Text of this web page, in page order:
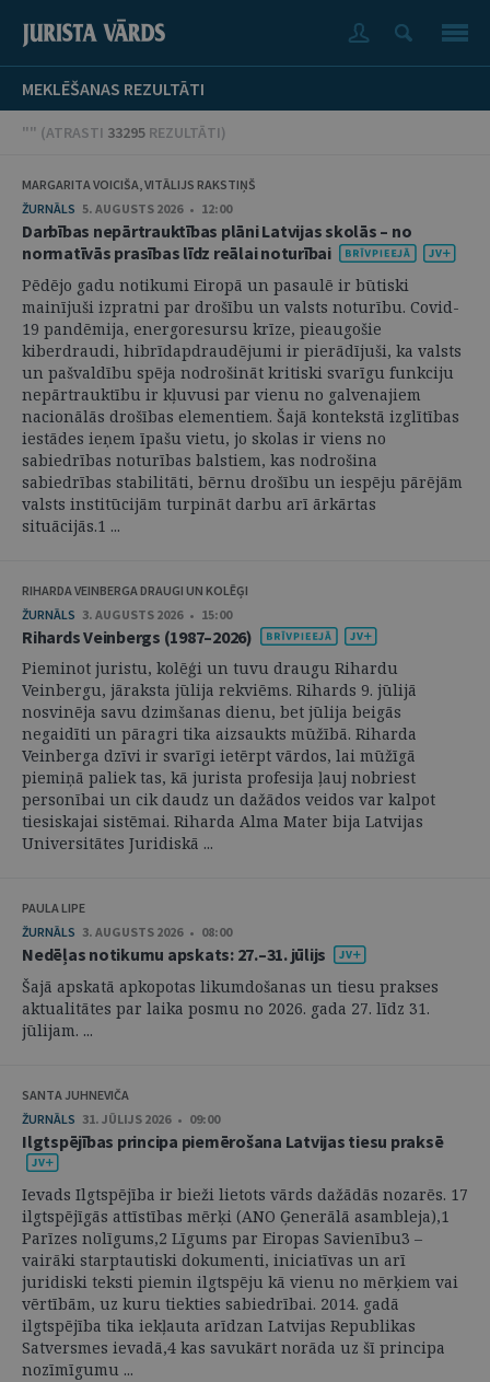
MEKLĒŠANAS REZULTĀTI
"" (ATRASTI 33295 REZULTĀTI)
MARGARITA VOICIŠA, VITĀLIJS RAKSTIŅŠ
ŽURNĀLS 5. AUGUSTS 2026 • 12:00
Darbības nepārtrauktības plāni Latvijas skolās – no
normatīvās prasības līdz reālai noturībai
Pēdējo gadu notikumi Eiropā un pasaulē ir būtiski
mainījuši izpratni par drošību un valsts noturību. Covid-
19 pandēmija, energoresursu krīze, pieaugošie
kiberdraudi, hibrīdapdraudējumi ir pierādījuši, ka valsts
un pašvaldību spēja nodrošināt kritiski svarīgu funkciju
nepārtrauktību ir kļuvusi par vienu no galvenajiem
nacionālās drošības elementiem. Šajā kontekstā izglītības
iestādes ieņem īpašu vietu, jo skolas ir viens no
sabiedrības noturības balstiem, kas nodrošina
sabiedrības stabilitāti, bērnu drošību un iespēju pārējām
valsts institūcijām turpināt darbu arī ārkārtas
situācijās.1 ...
RIHARDA VEINBERGA DRAUGI UN KOLĒĢI
ŽURNĀLS 3. AUGUSTS 2026 • 15:00
Rihards Veinbergs (1987–2026)
Pieminot juristu, kolēģi un tuvu draugu Rihardu
Veinbergu, jāraksta jūlija rekviēms. Rihards 9. jūlijā
nosvinēja savu dzimšanas dienu, bet jūlija beigās
negaidīti un pāragri tika aizsaukts mūžībā. Riharda
Veinberga dzīvi ir svarīgi ietērpt vārdos, lai mūžīgā
piemiņā paliek tas, kā jurista profesija ļauj nobriest
personībai un cik daudz un dažādos veidos var kalpot
tiesiskajai sistēmai. Riharda Alma Mater bija Latvijas
Universitātes Juridiskā ...
PAULA LIPE
ŽURNĀLS 3. AUGUSTS 2026 • 08:00
Nedēļas notikumu apskats: 27.–31. jūlijs
Šajā apskatā apkopotas likumdošanas un tiesu prakses
aktualitātes par laika posmu no 2026. gada 27. līdz 31.
jūlijam. ...
SANTA JUHNEVIČA
ŽURNĀLS 31. JŪLIJS 2026 • 09:00
Ilgtspējības principa piemērošana Latvijas tiesu praksē
Ievads Ilgtspējība ir bieži lietots vārds dažādās nozarēs. 17
ilgtspējīgās attīstības mērķi (ANO Ģenerālā asambleja),1
Parīzes nolīgums,2 Līgums par Eiropas Savienību3 –
vairāki starptautiski dokumenti, iniciatīvas un arī
juridiski teksti piemin ilgtspēju kā vienu no mērķiem vai
vērtībām, uz kuru tiekties sabiedrībai. 2014. gadā
ilgtspējība tika iekļauta arīdzan Latvijas Republikas
Satversmes ievadā,4 kas savukārt norāda uz šī principa
nozīmīgumu ...